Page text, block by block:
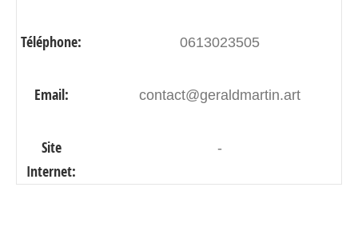
Téléphone: 0613023505
Email: contact@geraldmartin.art
Site
Internet:
-